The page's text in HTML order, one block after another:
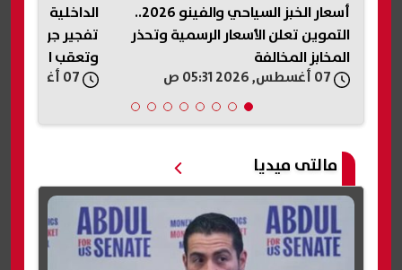
الداخلية السورية تصدر بيانًا بشأن
تفجير جرمانا.. استمرار التحقيقات
وتعقب المتورطين
ابنة «مذيع
في فيديو
كلمة بابا»
مالتى ميديا